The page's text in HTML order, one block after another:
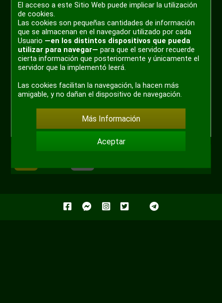
El acceso a este Sitio Web puede implicar la utilización
de cookies.
Las cookies son pequeñas cantidades de información
que se almacenan en el navegador utilizado por cada
Usuario —en los distintos dispositivos que pueda
utilizar para navegar— para que el servidor recuerde
cierta información que posteriormente y únicamente el
servidor que la implementó leerá.
Las cookies facilitan la navegación, la hacen más
amigable, y no dañan el dispositivo de navegación.
Más Información
Aceptar